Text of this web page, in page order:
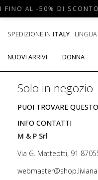
FINO AL -50% DI
SPEDIZIONE IN ITALY LINGUA
NUOVI ARRIVI DONNA
Solo in negozio
PUOI TROVARE
INFO CONTATTI
M & P Srl
Via G. Matteotti, 91